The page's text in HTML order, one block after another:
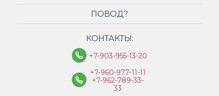
ПОВОД?
КОНТАКТЫ:
+7-903-955-13-20
+7-960-977-11-11
+7-962-789-33-
33